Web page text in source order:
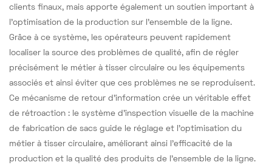
clients finaux, mais apporte également un soutien important à
l'optimisation de la production sur l'ensemble de la ligne.
Grâce à ce système, les opérateurs peuvent rapidement
localiser la source des problèmes de qualité, afin de régler
précisément le métier à tisser circulaire ou les équipements
associés et ainsi éviter que ces problèmes ne se reproduisent.
Ce mécanisme de retour d'information crée un véritable effet
de rétroaction : le système d'inspection visuelle de la machine
de fabrication de sacs guide le réglage et l'optimisation du
métier à tisser circulaire, améliorant ainsi l'efficacité de la
production et la qualité des produits de l'ensemble de la ligne.